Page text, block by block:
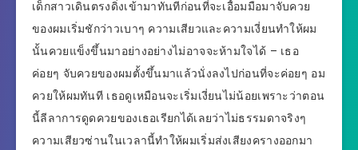
เด็กสาวเดินตรงดิ่งเข้ามาทันทีก่อนที่จะเอื้อมมือมาจับควย
ของผมเริ่มชักว่าวเบาๆ ความเสียวและความเงี่ยนทำให้ผม
นั้นควยแข็งขึ้นมาอย่างอย่างไม่อาจจะห้ามใจได้ – เธอ
ค่อยๆ จับควยของผมตั้งขึ้นมาแล้วนั่งลงไปก่อนที่จะค่อยๆ อม
ควยให้ผมทันที เธอดูเหมือนจะเริ่มเงี่ยนไม่น้อยเพราะว่าตอน
นี้ลีลาการดูดควยของเธอเรียกได้เลยว่าไม่ธรรมดาจริงๆ
ความเสียวซ่านในเวลานี้ทำให้ผมเริ่มส่งเสียงครางออกมา